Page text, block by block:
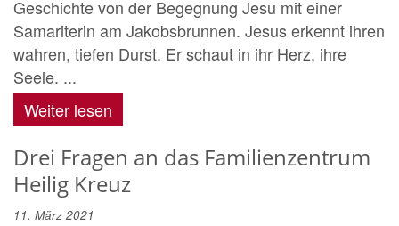
Geschichte von der Begegnung Jesu mit einer
Samariterin am Jakobsbrunnen. Jesus erkennt ihren
wahren, tiefen Durst. Er schaut in ihr Herz, ihre
Seele. ...
Weiter lesen
Drei Fragen an das Familienzentrum
Heilig Kreuz
11. März 2021